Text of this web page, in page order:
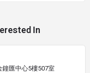
In
匯中心5樓507室